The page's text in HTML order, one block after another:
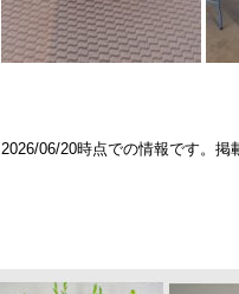
2026/06/20時点での情報です。掲